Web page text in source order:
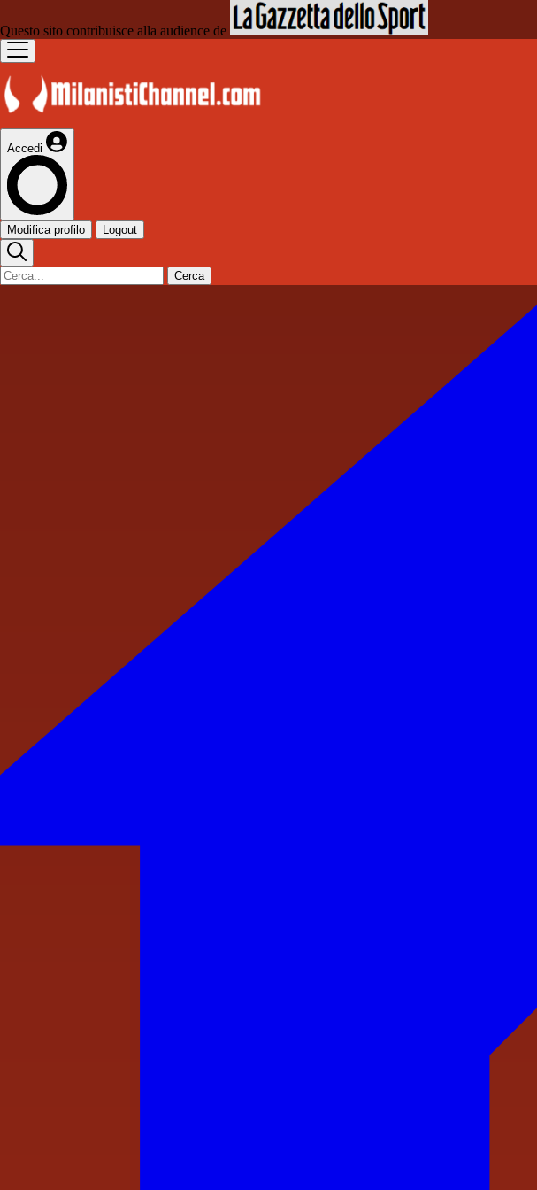
Questo sito contribuisce alla audience de
Accedi
Modifica profilo Logout
Cerca